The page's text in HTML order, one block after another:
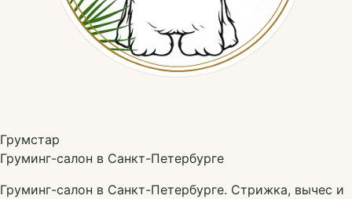
Грумстар
Груминг-салон в Санкт-Петербурге
Груминг-салон в Санкт-Петербурге. Стрижка, вычес и